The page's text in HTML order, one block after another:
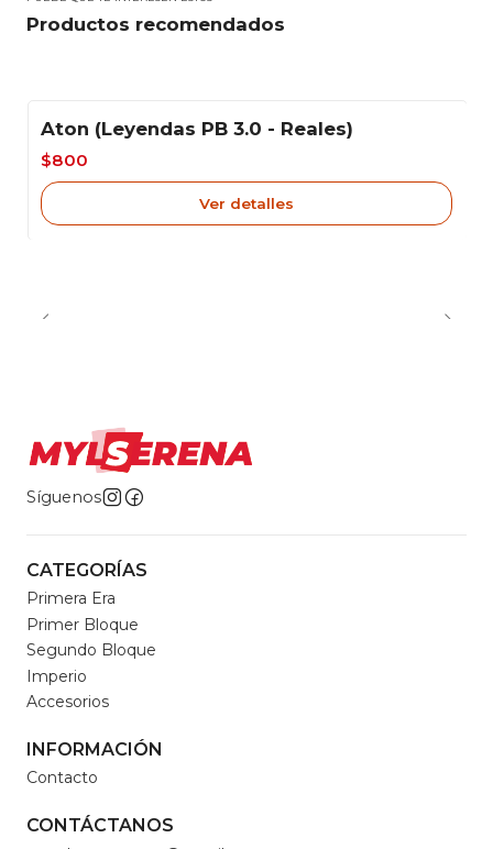
Productos recomendados
-20%
Agotado
Aton (Leyendas PB 3.0 - Reales)
$800
Ver detalles
Síguenos
CATEGORÍAS
Primera Era
Primer Bloque
Segundo Bloque
Imperio
Accesorios
INFORMACIÓN
Contacto
CONTÁCTANOS